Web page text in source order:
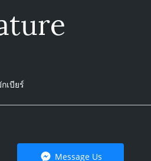
เบียร์
Message Us